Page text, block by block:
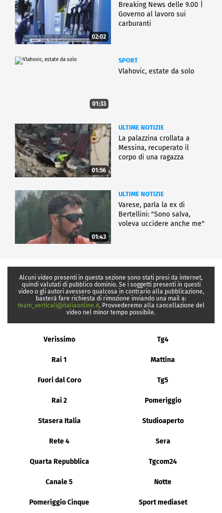
02:02
Breaking News delle 9.00 |
Governo al lavoro sui
carburanti
01:33
SPORT
Vlahovic, estate da solo
01:56
ULTIME NOTIZIE
La palazzina crollata a
Messina, recuperato il
corpo di una ragazza
01:43
ULTIME NOTIZIE
Varese, parla la ex di
Bertellini: "Sono salva,
voleva uccidere anche me"
Alcuni video presenti in questa sezione sono stati presi da internet,
quindi valutati di pubblico dominio. Se i soggetti presenti in questi
video o gli autori avessero qualcosa in contrario alla pubblicazione,
basterà fare richiesta di rimozione inviando una mail a:
team_verticali@italiaonline.it. Provvederemo alla cancellazione del
video nel minor tempo possibile.
Verissimo Tg4
Rai 1 Mattina
Fuori dal Coro Tg5
Rai 2 Pomeriggio
Stasera Italia Studioaperto
Rete 4 Sera
Quarta Repubblica Tgcom24
Canale 5 Notte
Pomeriggio Cinque Sport mediaset